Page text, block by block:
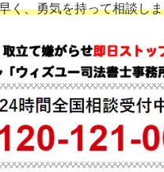
く、勇気を持って相談し